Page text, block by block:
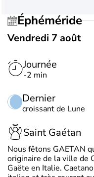
Éphéméride
Vendredi 7 août
Journée
-2 min
Dernier
croissant de Lune
Saint Gaétan
Nous fêtons GAETAN
originaire de la ville de
Gaëte en Italie.